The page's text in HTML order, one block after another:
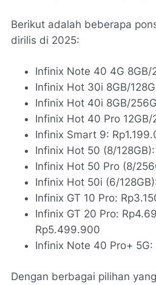
Berikut adalah beberapa
dirilis di 2025:
Infinix Note 40 4G
Infinix Hot 30i 8GB/
Infinix Hot 40i 8GB/
Infinix Hot 40 Pro
Infinix Smart 9:
Infinix Hot 50 (8/
Infinix Hot 50 Pro (8/
Infinix Hot 50i (6/
Infinix GT 10 Pro:
Infinix GT 20 Pro:
Rp5.499.900
Infinix Note 40 Pro+
Dengan berbagai pilihan